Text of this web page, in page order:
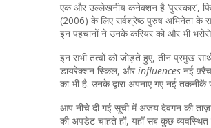
एक और उल्लेखनीय कनेक्शन है ‘पुरस्कार’,
(2006) के लिए सर्वश्रेष्ठ पुरुष अभिनेता के
इन पहचानों ने उनके करियर को और भी
इन सभी तत्वों को जोड़ते हुए, तीन प्रमुख
डायरेक्शन स्किल, और influences नई
का भी है. उनके द्वारा अपनाए गए नई
आप नीचे दी गई सूची में अजय देवगन की
की अपडेट चाहते हों, यहाँ सब कुछ व्यवस्थित